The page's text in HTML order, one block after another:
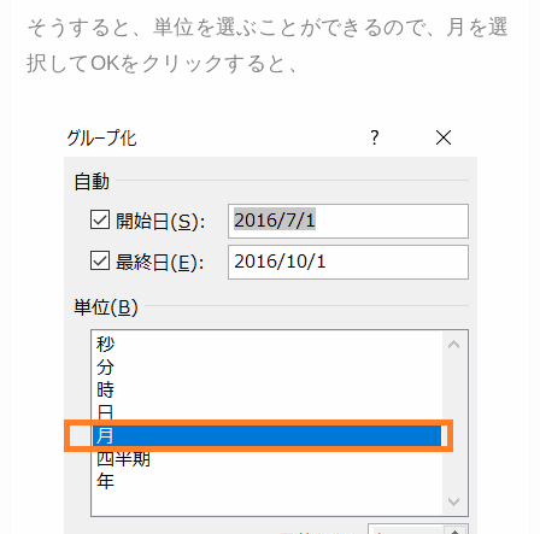
そうすると、単位を選ぶことができるので、月を選
択してOKをクリックすると、